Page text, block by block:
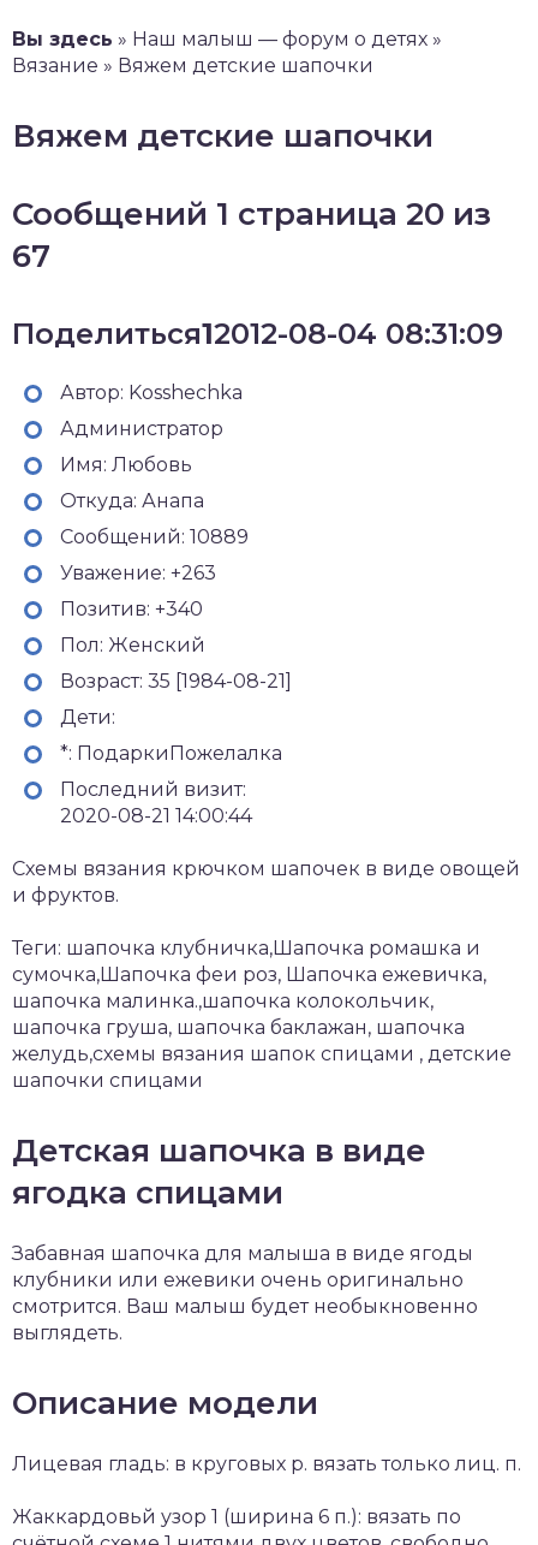
Вы здесь » Наш малыш — форум о детях »
Вязание » Вяжем детские шапочки
Вяжем детские шапочки
Сообщений 1 страница 20 из
67
Поделиться12012-08-04 08:31:09
Автор: Kosshechka
Администратор
Имя: Любовь
Откуда: Анапа
Сообщений: 10889
Уважение: +263
Позитив: +340
Пол: Женский
Возраст: 35 [1984-08-21]
Дети:
*: ПодаркиПожелалка
Последний визит:
2020-08-21 14:00:44
Схемы вязания крючком шапочек в виде овощей
и фруктов.
Теги: шапочка клубничка,Шапочка ромашка и
сумочка,Шапочка феи роз, Шапочка ежевичка,
шапочка малинка.,шапочка колокольчик,
шапочка груша, шапочка баклажан, шапочка
желудь,схемы вязания шапок спицами , детские
шапочки спицами
Детская шапочка в виде
ягодка спицами
Забавная шапочка для малыша в виде ягоды
клубники или ежевики очень оригинально
смотрится. Ваш малыш будет необыкновенно
выглядеть.
Описание модели
Лицевая гладь: в круговых р. вязать только лиц. п.
Жаккардовьй узор 1 (ширина 6 п.): вязать по